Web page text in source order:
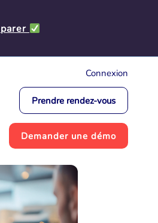
Connexion
Prendre rendez-vous
Demander une démo